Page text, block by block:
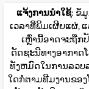
ແຈ້ງການນໍາໃຊ້: ຂໍ້
ເວລາທີ່ພິມເຜີຍແຜ່,
ເຫຼົ່ານີ້ອາດຈະຖືກປັ
ດັດຊະນີທາງອາກາ
ທັງຫມົດໃນການລວບ
ໃດກໍ່ຕາມທີມງານຂອ